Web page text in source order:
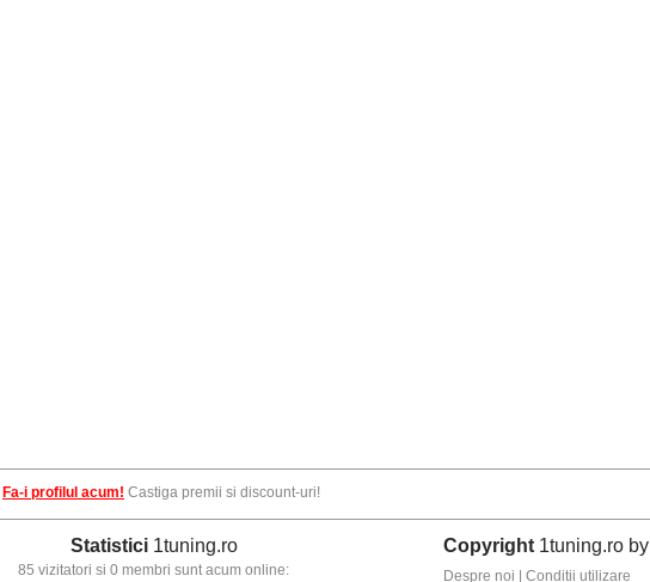
Fa-i profilul acum! Castiga premii si discount-uri!
Statistici 1tuning.ro
85 vizitatori si 0 membri sunt acum online:
Copyright 1tuning.ro by
Despre noi
Conditii utilizare